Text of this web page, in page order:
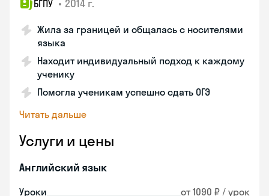
БГПУ • 2014 г.
Жила за границей и общалась с носителями
языка
Находит индивидуальный подход к каждому
ученику
Помогла ученикам успешно сдать ОГЭ
Читать дальше
Услуги и цены
Английский язык
Уроки от 1090 ₽ / урок